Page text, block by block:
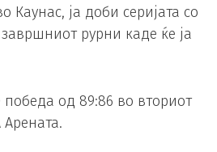
Каунас, ја доби серијата со
рурни каде ќе ја
од 89:86 во вториот